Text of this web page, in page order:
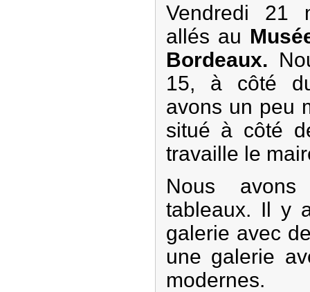
Vendredi 21
allés au
Bordeaux.
15, à côté
avons un peu
situé à côté
travaille le
Nous
tableaux. Il y
galerie avec
une galerie
modernes.